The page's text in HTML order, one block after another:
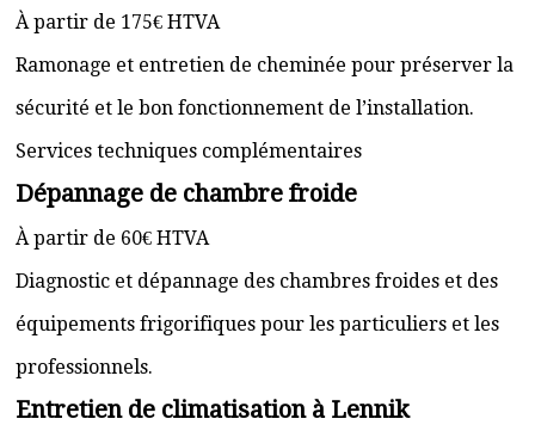
À partir de 175€ HTVA
Ramonage et entretien de cheminée pour préserver la
sécurité et le bon fonctionnement de l’installation.
Services techniques complémentaires
Dépannage de chambre froide
À partir de 60€ HTVA
Diagnostic et dépannage des chambres froides et des
équipements frigorifiques pour les particuliers et les
professionnels.
Entretien de climatisation à Lennik